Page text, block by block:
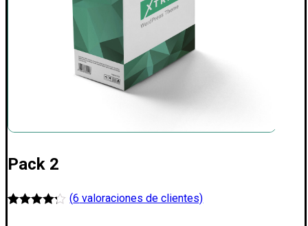
Pack 2
(6 valoraciones de clientes)